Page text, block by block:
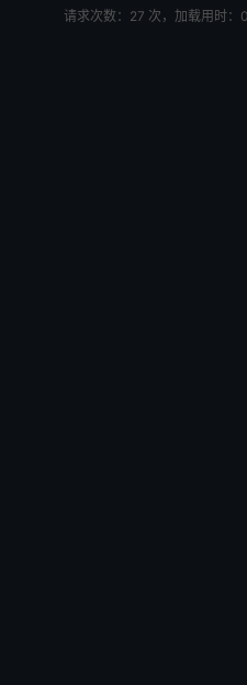
请求次数：27 次，加载用时